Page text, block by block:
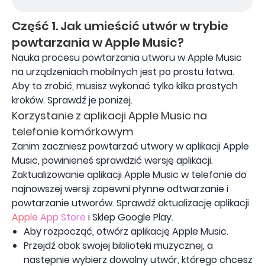
Część 1. Jak umieścić utwór w trybie
powtarzania w Apple Music?
Nauka procesu powtarzania utworu w Apple Music
na urządzeniach mobilnych jest po prostu łatwa.
Aby to zrobić, musisz wykonać tylko kilka prostych
kroków. Sprawdź je poniżej.
Korzystanie z aplikacji Apple Music na
telefonie komórkowym
Zanim zaczniesz powtarzać utwory w aplikacji Apple
Music, powinieneś sprawdzić wersję aplikacji.
Zaktualizowanie aplikacji Apple Music w telefonie do
najnowszej wersji zapewni płynne odtwarzanie i
powtarzanie utworów. Sprawdź aktualizację aplikacji
Apple App Store i Sklep Google Play.
Aby rozpocząć, otwórz aplikację Apple Music.
Przejdź obok swojej biblioteki muzycznej, a
następnie wybierz dowolny utwór, którego chcesz